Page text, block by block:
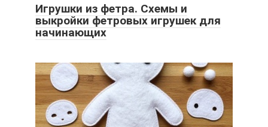
Игрушки из фетра. Схемы и
выкройки фетровых игрушек для
начинающих